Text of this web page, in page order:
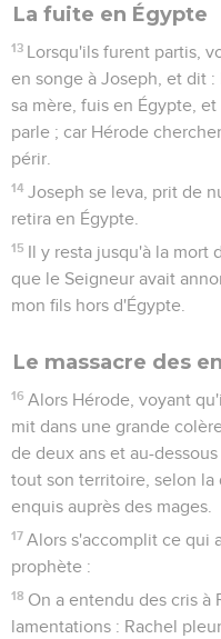
La fuite en Égypte
13 Lorsqu'ils furent partis,
en songe à Joseph, et dit
sa mère, fuis en Égypte,
parle ; car Hérode
périr.
14 Joseph se leva, prit de
retira en Égypte.
15 Il y resta jusqu'à la mort
que le Seigneur avait
mon fils hors d'Égypte.
Le massacre des
16 Alors Hérode, voyant
mit dans une grande
de deux ans et au-
tout son territoire, selon
enquis auprès des mages.
17 Alors s'accomplit ce qui
prophète :
18 On a entendu des cris à
lamentations : Rachel